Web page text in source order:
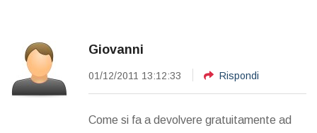
Giovanni
01/12/2011 13:12:33 Rispondi
Come si fa a devolvere gratuitamente ad